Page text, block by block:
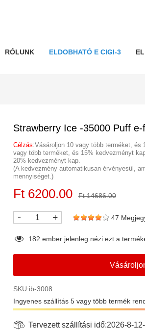
RÓLUNK ELDOBHATÓ E CIGI-3
Strawberry Ice -35000 Puff e-
Célzás:Vásároljon 10 vagy több terméket, és
vagy több terméket, és 15% kedvezményt
20% kedvezményt kap.
(A kedvezmény automatikusan érvényesül,
mennyiséget.)
Ft 6200.00 Ft 14686.00
- + 47
182 ember jelenleg nézi ezt a
SKU:ib-3008
Ingyenes szállítás 5 vagy több termék
Tervezett szállítási idő:2026-8-12-